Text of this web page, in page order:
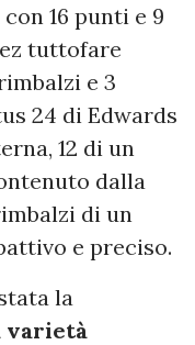
16 punti e 9
tuttofare
e 3
24 di Edwards
12 di un
dalla
di un
e preciso.
la
varietà